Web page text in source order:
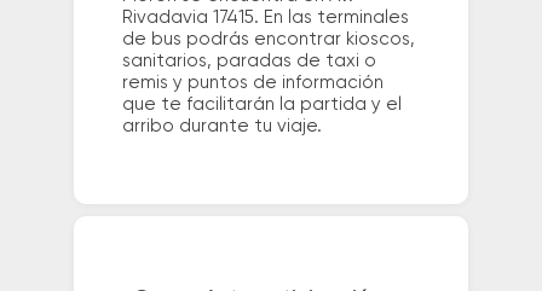
Rivadavia 17415. En las terminales
de bus podrás encontrar kioscos,
sanitarios, paradas de taxi o
remis y puntos de información
que te facilitarán la partida y el
arribo durante tu viaje.